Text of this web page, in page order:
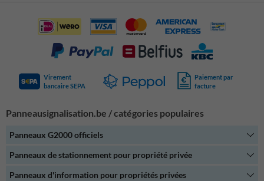
Virement
bancaire SEPA
Paiement par
facture
Panneausignalisation.be / catégories populaires
Panneaux G2000 officiels
Panneaux de stationnement pour propriété privée
Panneaux d'information pour propriétés privées